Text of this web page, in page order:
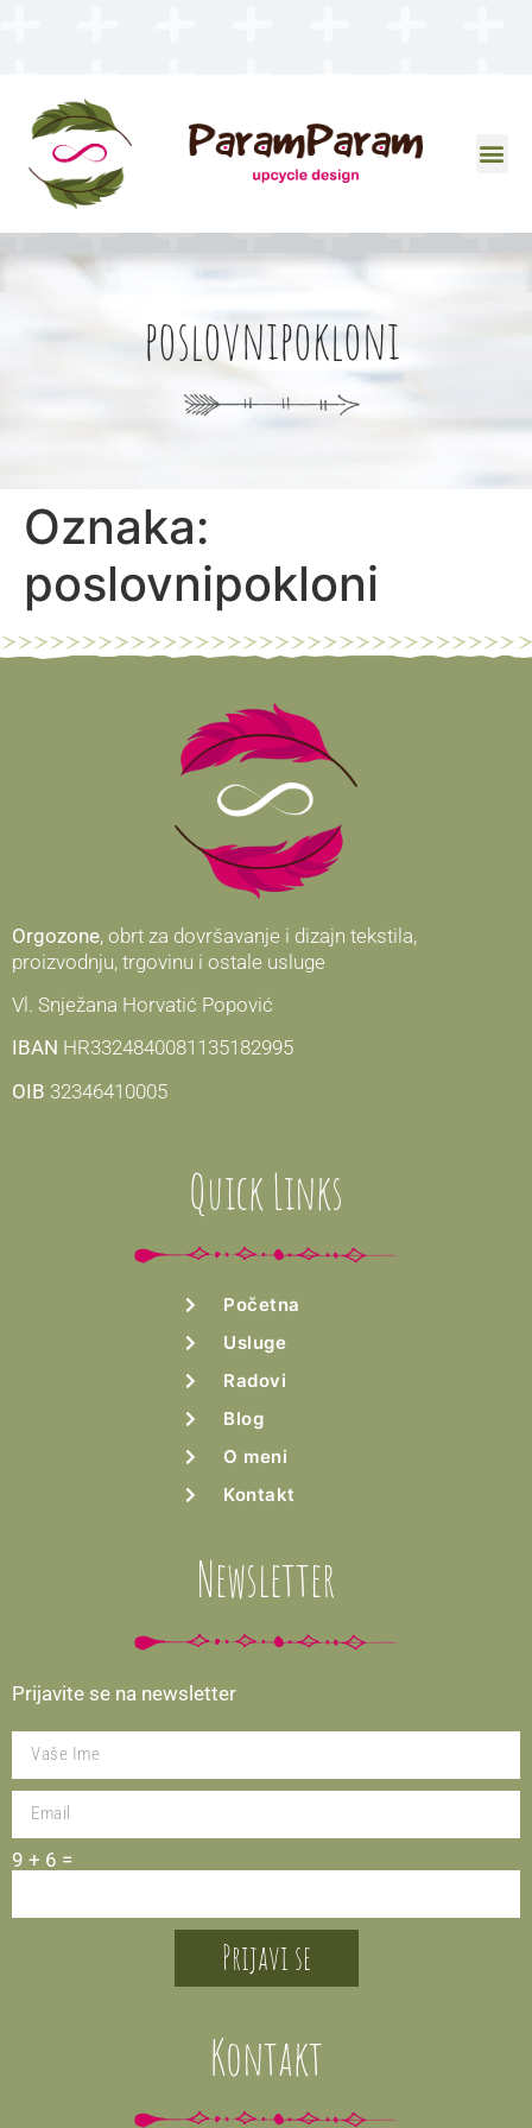
poslovnipokloni
Oznaka:
poslovnipokloni
Orgozone, obrt za dovršavanje i dizajn tekstila,
proizvodnju, trgovinu i ostale usluge
Vl. Snježana Horvatić Popović
IBAN HR3324840081135182995
OIB 32346410005
Quick Links
Početna
Usluge
Radovi
Blog
O meni
Kontakt
Newsletter
Prijavite se na newsletter
9 + 6 =
Prijavi se
Kontakt